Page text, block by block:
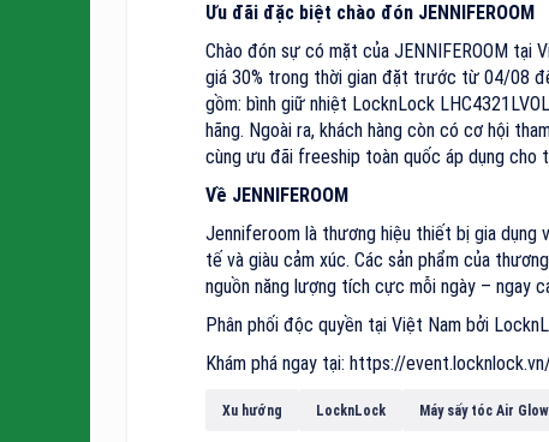
Ưu đãi đặc biệt chào đón JENNIFEROOM
Chào đón sự có mặt của JENNIFEROOM
giá 30% trong thời gian đặt trước từ 04/08
gồm: bình giữ nhiệt LocknLock
hãng. Ngoài ra, khách hàng còn có cơ hội
cùng ưu đãi freeship toàn quốc áp dụng cho
Về JENNIFEROOM
Jenniferoom là thương hiệu thiết bị gia dụng
tế và giàu cảm xúc. Các sản phẩm của
nguồn năng lượng tích cực mỗi ngày – ngay
Phân phối độc quyền tại Việt Nam bởi
Khám phá ngay tại: https://
Xu hướng LocknLock Máy sấy tóc Air